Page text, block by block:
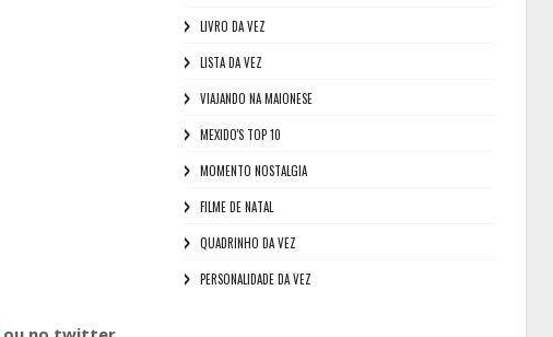
LIVRO DA VEZ
LISTA DA VEZ
VIAJANDO NA MAIONESE
MEXIDO'S TOP 10
MOMENTO NOSTALGIA
FILME DE NATAL
QUADRINHO DA VEZ
PERSONALIDADE DA VEZ